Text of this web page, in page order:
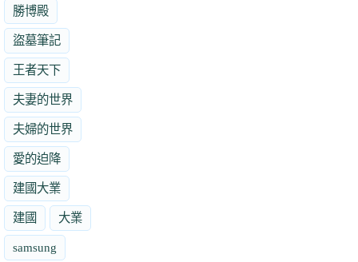
勝博殿
盜墓筆記
王者天下
夫妻的世界
夫婦的世界
愛的迫降
建國大業
建國 大業
samsung